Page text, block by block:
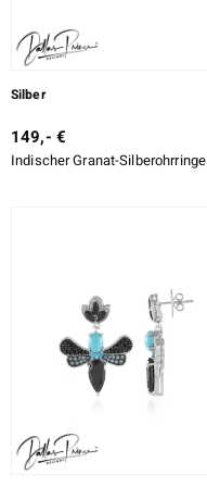
Silber
149,- €
Indischer Granat-Silberohrringe